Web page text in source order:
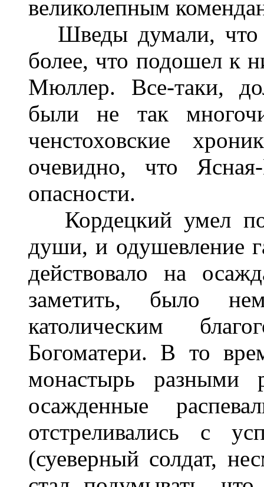
великолепным
Шведы думали, что
более, что подошел к
Мюллер. Все-таки,
были не так
ченстоховские
очевидно, что
опасности.
Кордецкий умел
души, и одушевление
действовало на
заметить, было
католическим
Богоматери. В то
монастырь разными
осажденные
отстреливались с
(суеверный солдат,